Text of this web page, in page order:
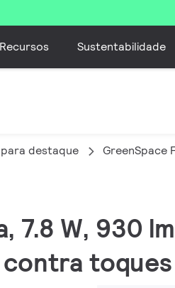
Recursos Sustentabilidade
destaque GreenSpace
7.8 W, 930
toques